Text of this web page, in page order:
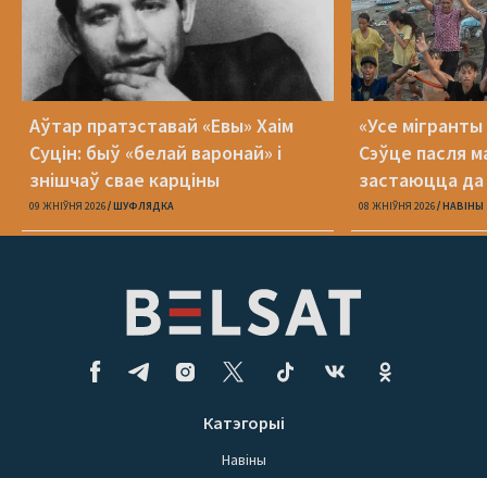
Аўтар пратэставай «Евы» Хаім
Суцін: быў «белай варонай» і
знішчаў свае карціны
09 ЖНІЎНЯ 2026 ШУФЛЯДКА
«Усе
Сэўце пасля
застаюцца да
08 ЖНІЎНЯ 2026 НАВІНЫ
Катэгорыі
Навіны